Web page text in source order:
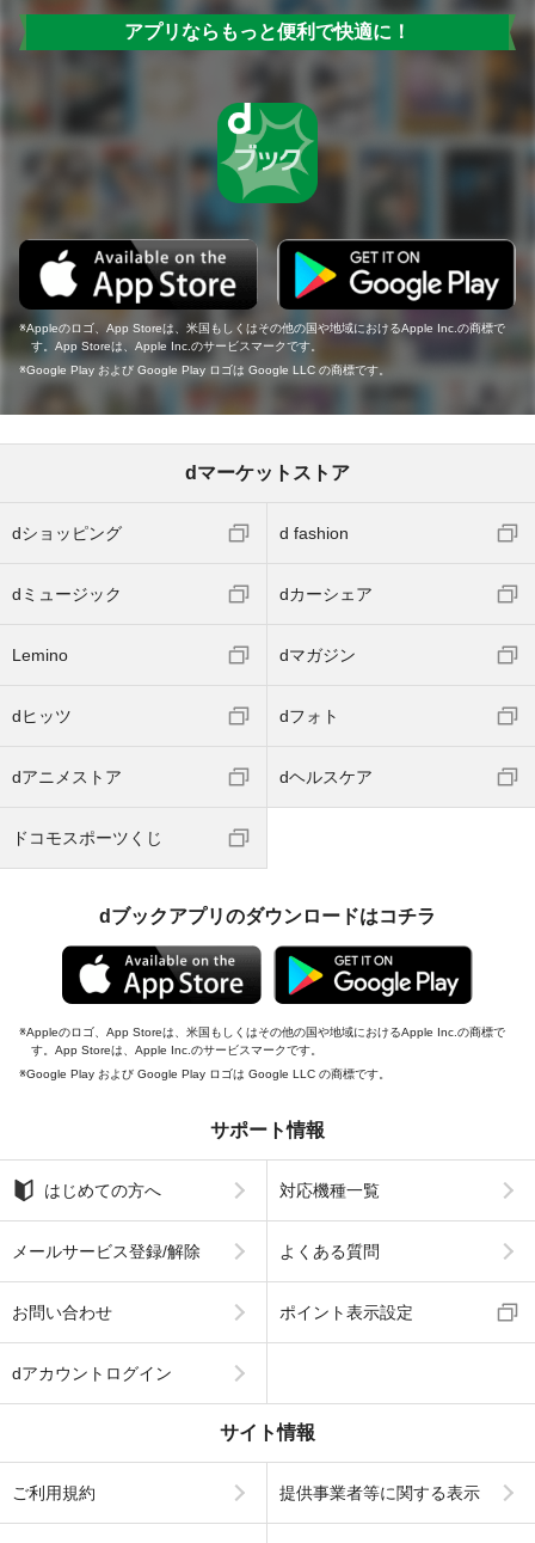
アプリならもっと便利で快適に！
Appleのロゴ、App Storeは、米国もしくはその他の国や地域におけるApple Inc.の商標で
す。App Storeは、Apple Inc.のサービスマークです。
Google Play および Google Play ロゴは Google LLC の商標です。
dマーケットストア
dショッピング d fashion
dミュージック dカーシェア
Lemino dマガジン
dヒッツ dフォト
dアニメストア dヘルスケア
ドコモスポーツくじ
dブックアプリのダウンロードはコチラ
Appleのロゴ、App Storeは、米国もしくはその他の国や地域におけるApple Inc.の商標で
す。App Storeは、Apple Inc.のサービスマークです。
Google Play および Google Play ロゴは Google LLC の商標です。
サポート情報
はじめての方へ 対応機種一覧
メールサービス登録/解除 よくある質問
お問い合わせ ポイント表示設定
dアカウントログイン
サイト情報
ご利用規約 提供事業者等に関する表示